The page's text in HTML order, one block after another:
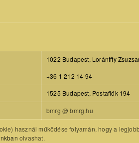
1022 Budapest, Lorántffy
+36 1 212 14 94
1525 Budapest, Postafiók 194
bmrg @ bmrg.hu
használ működése folyamán, hogy a
olvashat.